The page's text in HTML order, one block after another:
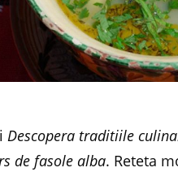
Descopera traditiile
de fasole alba. Reteta